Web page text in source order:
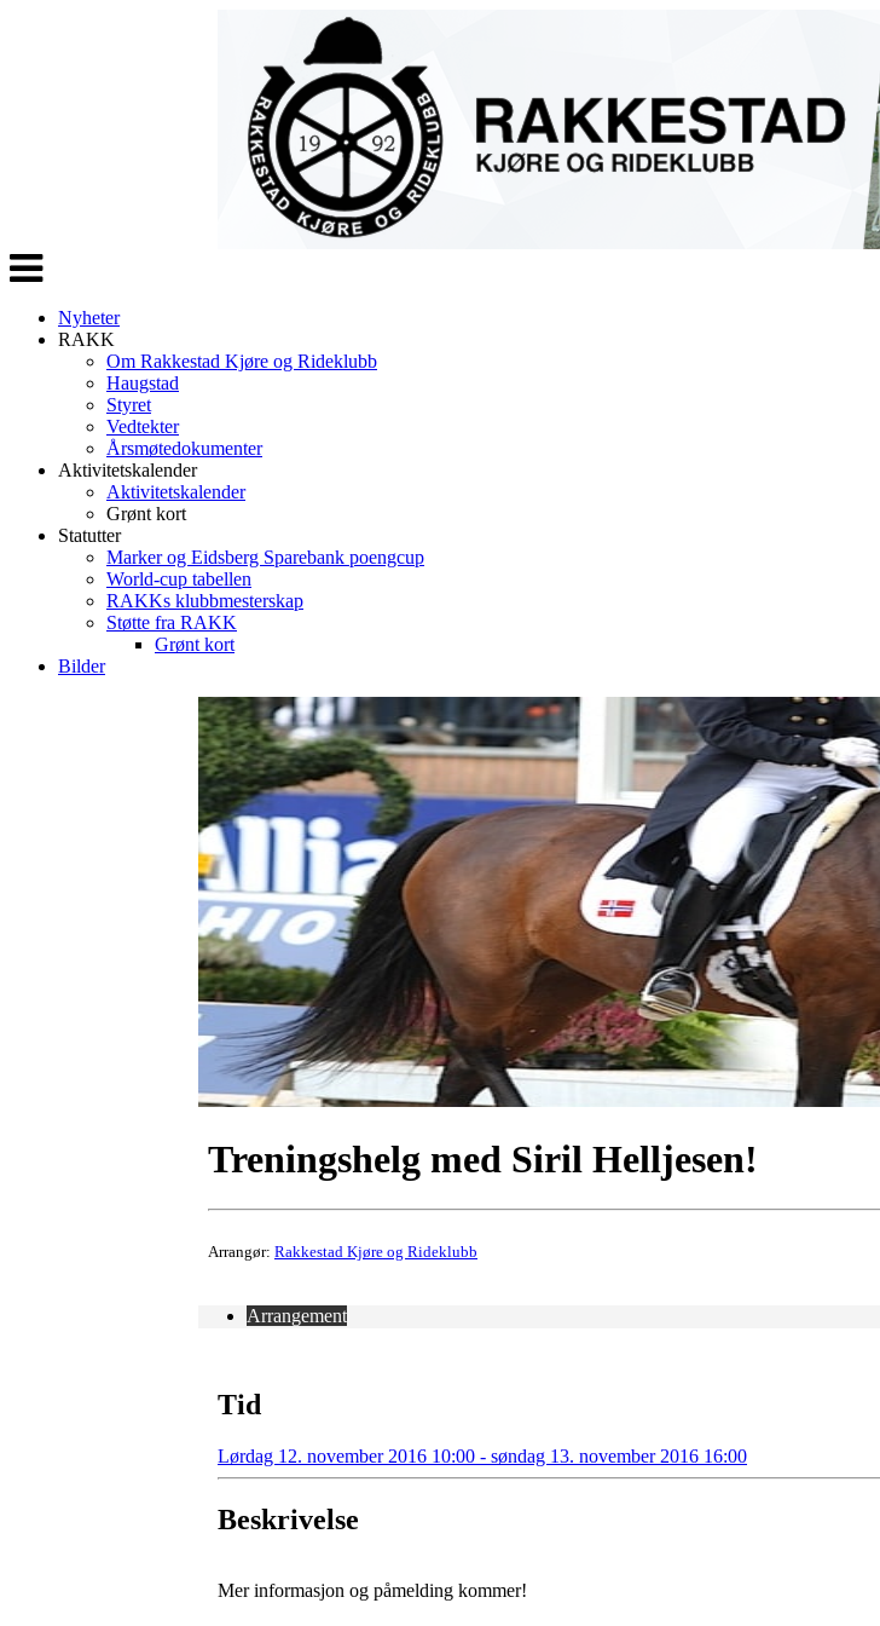
Veksle
navigasjon
Nyheter
RAKK
Om Rakkestad Kjøre og Rideklubb
Haugstad
Styret
Vedtekter
Årsmøtedokumenter
Aktivitetskalender
Aktivitetskalender
Grønt kort
Statutter
Marker og Eidsberg Sparebank poengcup
World-cup tabellen
RAKKs klubbmesterskap
Støtte fra RAKK
Grønt kort
Bilder
Treningshelg med Siril Helljesen!
Arrangør: Rakkestad Kjøre og Rideklubb
Arrangement
Tid
Lørdag 12. november 2016 10:00 - søndag 13. november 2016 16:00
Beskrivelse
Mer informasjon og påmelding kommer!